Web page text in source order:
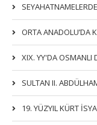
ORTA ANADOLU’DA
XIX. YY'DA OSMANLI
SULTAN II.
19. YÜZYIL KÜRT